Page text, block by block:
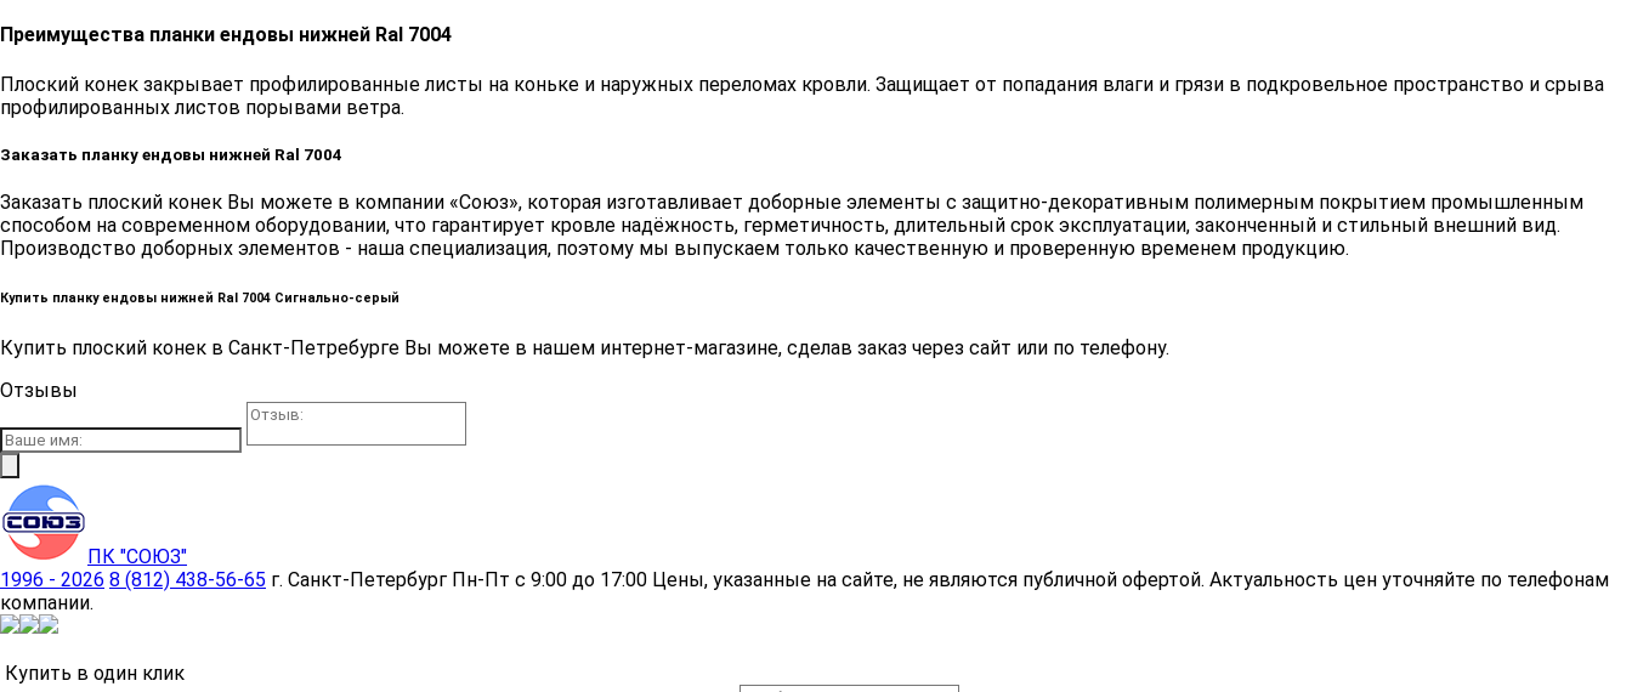
Преимущества планки ендовы нижней Ral 7004
Плоский конек закрывает профилированные листы на коньке и наружных переломах кровли. Защищает от попадания влаги и грязи в подкровельное пространство и срыва
профилированных листов порывами ветра.
Заказать планку ендовы нижней Ral 7004
Заказать плоский конек Вы можете в компании «Союз», которая изготавливает доборные элементы с защитно-декоративным полимерным покрытием промышленным
способом на современном оборудовании, что гарантирует кровле надёжность, герметичность, длительный срок эксплуатации, законченный и стильный внешний вид.
Производство доборных элементов - наша специализация, поэтому мы выпускаем только качественную и проверенную временем продукцию.
Купить планку ендовы нижней Ral 7004 Сигнально-серый
Купить плоский конек в Санкт-Петребурге Вы можете в нашем интернет-магазине, сделав заказ через сайт или по телефону.
Отзывы
ПК "СОЮЗ"
1996 - 2026 8 (812) 438-56-65 г. Санкт-Петербург Пн-Пт с 9:00 до 17:00 Цены, указанные на сайте, не являются публичной офертой. Актуальность цен уточняйте по телефонам
компании.
Купить в один клик